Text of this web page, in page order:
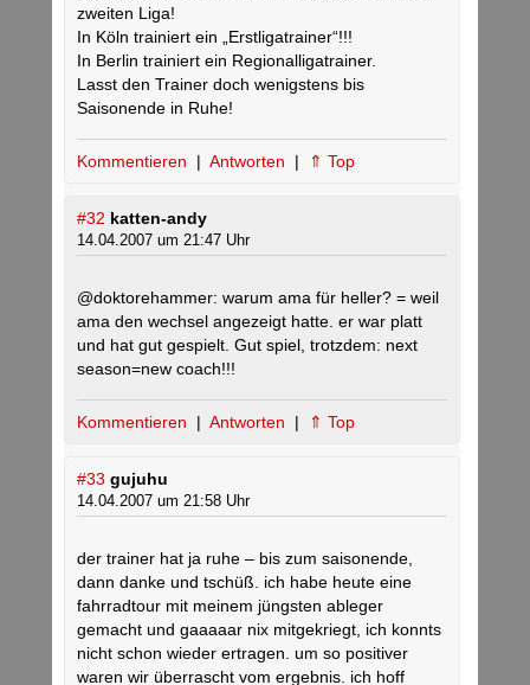
zweiten Liga!
In Köln trainiert ein „Erstligatrainer“!!!
In Berlin trainiert ein Regionalligatrainer.
Lasst den Trainer doch wenigstens bis
Saisonende in Ruhe!
Kommentieren | Antworten | ⇑ Top
#32 katten-andy
14.04.2007 um 21:47 Uhr
@doktorehammer: warum ama für heller? = weil
ama den wechsel angezeigt hatte. er war platt
und hat gut gespielt. Gut spiel, trotzdem: next
season=new coach!!!
Kommentieren | Antworten | ⇑ Top
#33 gujuhu
14.04.2007 um 21:58 Uhr
der trainer hat ja ruhe – bis zum saisonende,
dann danke und tschüß. ich habe heute eine
fahrradtour mit meinem jüngsten ableger
gemacht und gaaaaar nix mitgekriegt, ich konnts
nicht schon wieder ertragen. um so positiver
waren wir überrascht vom ergebnis. ich hoff